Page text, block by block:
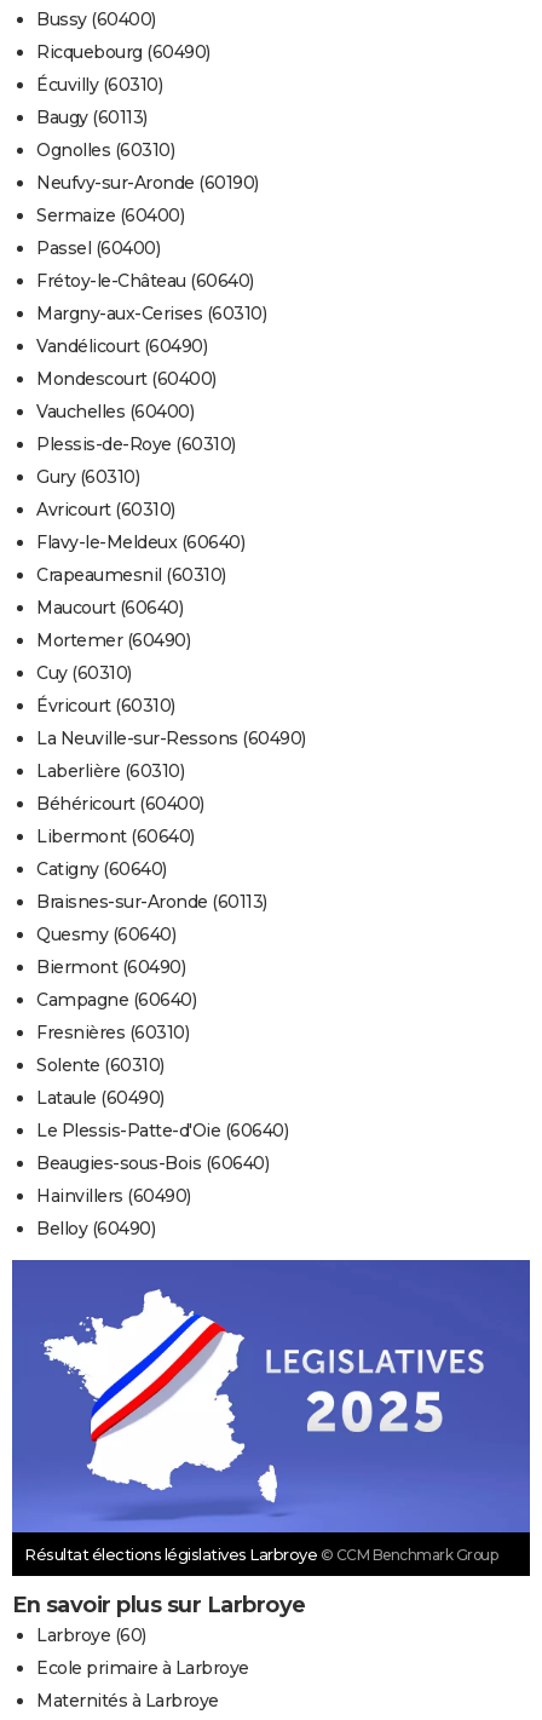
Bussy (60400)
Ricquebourg (60490)
Écuvilly (60310)
Baugy (60113)
Ognolles (60310)
Neufvy-sur-Aronde (60190)
Sermaize (60400)
Passel (60400)
Frétoy-le-Château (60640)
Margny-aux-Cerises (60310)
Vandélicourt (60490)
Mondescourt (60400)
Vauchelles (60400)
Plessis-de-Roye (60310)
Gury (60310)
Avricourt (60310)
Flavy-le-Meldeux (60640)
Crapeaumesnil (60310)
Maucourt (60640)
Mortemer (60490)
Cuy (60310)
Évricourt (60310)
La Neuville-sur-Ressons (60490)
Laberlière (60310)
Béhéricourt (60400)
Libermont (60640)
Catigny (60640)
Braisnes-sur-Aronde (60113)
Quesmy (60640)
Biermont (60490)
Campagne (60640)
Fresnières (60310)
Solente (60310)
Lataule (60490)
Le Plessis-Patte-d'Oie (60640)
Beaugies-sous-Bois (60640)
Hainvillers (60490)
Belloy (60490)
Résultat élections législatives Larbroye © CCM Benchmark Group
En savoir plus sur Larbroye
Larbroye (60)
Ecole primaire à Larbroye
Maternités à Larbroye